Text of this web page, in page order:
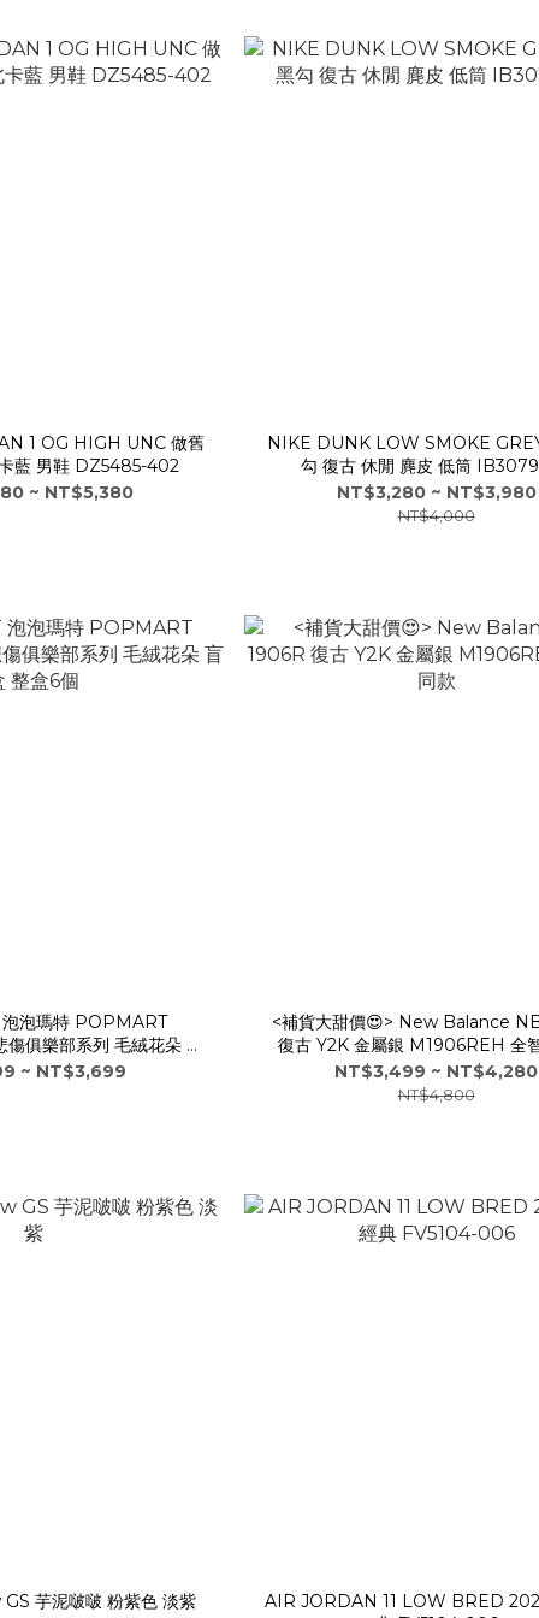
1 OG HIGH UNC 做舊
藍 男鞋 DZ5485-402
~ NT$5,380
NIKE DUNK LOW SMOKE
勾 復古 休閒 麂皮 低筒
NT$3,280 ~ NT$3,980
NT$4,000
泡瑪特 POPMART
俱樂部系列 毛絨花朵 盲
整盒6個
~ NT$3,699
<補貨大甜價😍> New Balance
復古 Y2K 金屬銀 M1906REH 全
NT$3,499 ~ NT$4,280
NT$4,800
芋泥啵啵 粉紫色 淡紫
AIR JORDAN 11 LOW BRED